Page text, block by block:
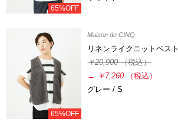
65%OFF
65%OFF
Maison de CINQ
リネンライクニットベスト
￥20,900（税込）
→
￥7,260
（税込）
グレー / S